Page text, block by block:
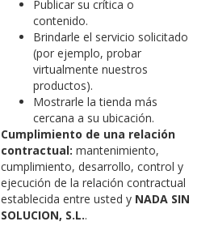
Publicar su crítica o
contenido.
Brindarle el servicio solicitado
(por ejemplo, probar
virtualmente nuestros
productos).
Mostrarle la tienda más
cercana a su ubicación.
Cumplimiento de una relación
contractual: mantenimiento,
cumplimiento, desarrollo, control y
ejecución de la relación contractual
establecida entre usted y NADA SIN
SOLUCION, S.L..